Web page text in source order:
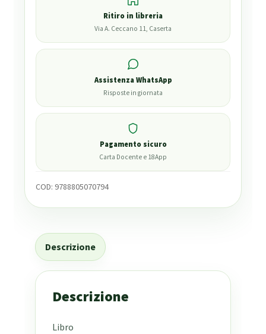
Ritiro in libreria
Via A. Ceccano 11, Caserta
Assistenza WhatsApp
Risposte in giornata
Pagamento sicuro
Carta Docente e 18App
COD: 9788805070794
Descrizione
Descrizione
Libro